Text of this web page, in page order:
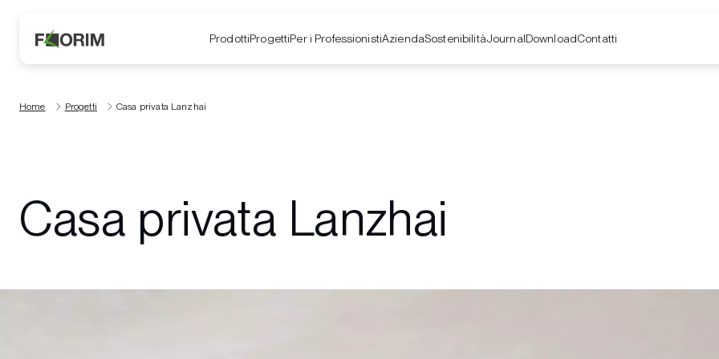
ProdottiProgettiPer i ProfessionistiAziendaSostenibilitàJournalDownloadContatti
Home Progetti Casa privata Lanzhai
Casa privata Lanzhai